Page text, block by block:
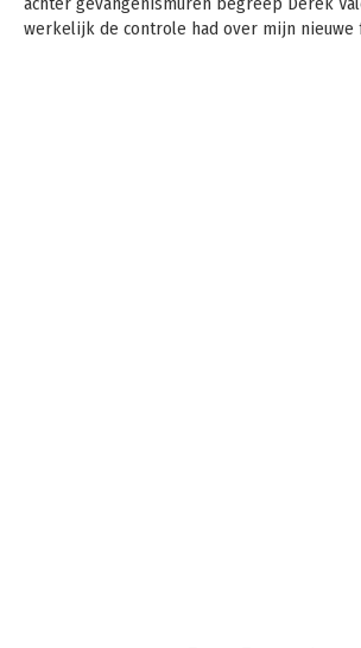
werkelijk de controle had over mijn